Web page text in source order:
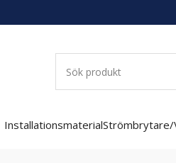
InstallationsmaterialStrömbrytare/